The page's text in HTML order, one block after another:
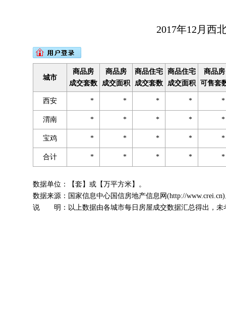
2017年12月西
城市
商品房
成交套数
商品房
成交面积
商品住宅
成交套数
商品住宅
成交面积
商品房
可售套
西安 * * * *
渭南 * * * *
宝鸡 * * * *
合计 * * * *
数据单位：【套】或【万平方米】。
数据来源：国家信息中心国信房地产信息网(http://
说 明：以上数据由各城市每日房屋成交数据汇总得出，未